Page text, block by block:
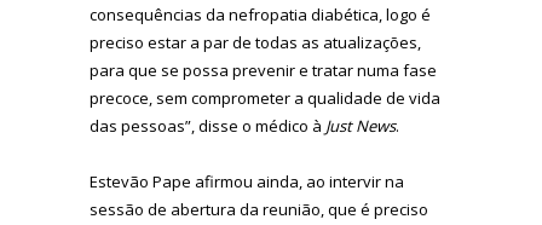
consequências da nefropatia diabética, logo é
preciso estar a par de todas as atualizações,
para que se possa prevenir e tratar numa fase
precoce, sem comprometer a qualidade de vida
das pessoas”, disse o médico à Just News.
Estevão Pape afirmou ainda, ao intervir na
sessão de abertura da reunião, que é preciso